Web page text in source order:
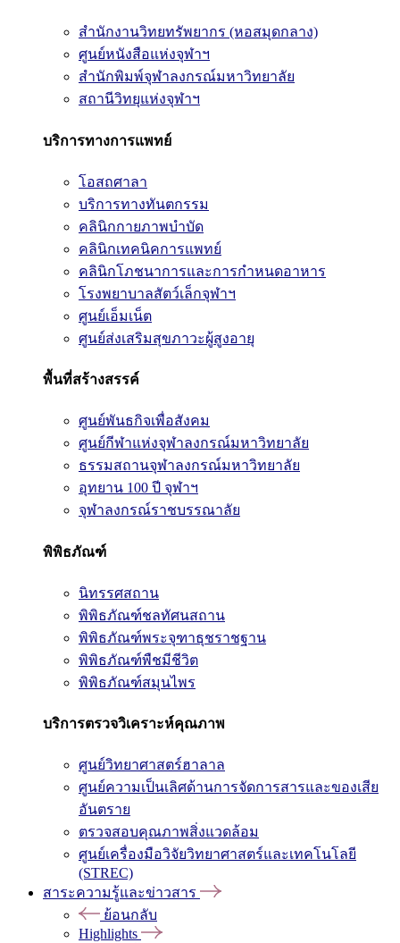
สำนักงานวิทยทรัพยากร (หอสมุดกลาง)
ศูนย์หนังสือแห่งจุฬาฯ
สำนักพิมพ์จุฬาลงกรณ์มหาวิทยาลัย
สถานีวิทยุแห่งจุฬาฯ
บริการทางการแพทย์
โอสถศาลา
บริการทางทันตกรรม
คลินิกกายภาพบำบัด
คลินิกเทคนิคการแพทย์
คลินิกโภชนาการและการกำหนดอาหาร
โรงพยาบาลสัตว์เล็กจุฬาฯ
ศูนย์เอ็มเน็ต
ศูนย์ส่งเสริมสุขภาวะผู้สูงอายุ
พื้นที่สร้างสรรค์
ศูนย์พันธกิจเพื่อสังคม
ศูนย์กีฬาแห่งจุฬาลงกรณ์มหาวิทยาลัย
ธรรมสถานจุฬาลงกรณ์มหาวิทยาลัย
อุทยาน 100 ปี จุฬาฯ
จุฬาลงกรณ์ราชบรรณาลัย
พิพิธภัณฑ์
นิทรรศสถาน
พิพิธภัณฑ์ชลทัศนสถาน
พิพิธภัณฑ์พระจุฑาธุชราชฐาน
พิพิธภัณฑ์พืชมีชีวิต
พิพิธภัณฑ์สมุนไพร
บริการตรวจวิเคราะห์คุณภาพ
ศูนย์วิทยาศาสตร์ฮาลาล
ศูนย์ความเป็นเลิศด้านการจัดการสารและของเสีย
อันตราย
ตรวจสอบคุณภาพสิ่งแวดล้อม
ศูนย์เครื่องมือวิจัยวิทยาศาสตร์และเทคโนโลยี
(STREC)
สาระความรู้และข่าวสาร
ย้อนกลับ
Highlights